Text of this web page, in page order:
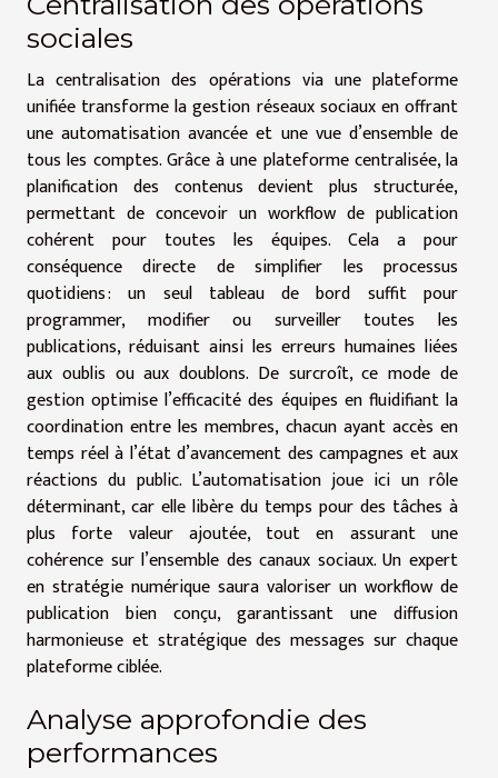
sociales
La centralisation des opérations via une plateforme
unifiée transforme la gestion réseaux sociaux en offrant
une automatisation avancée et une vue d’ensemble de
tous les comptes. Grâce à une plateforme centralisée, la
planification des contenus devient plus structurée,
permettant de concevoir un workflow de publication
cohérent pour toutes les équipes. Cela a pour
conséquence directe de simplifier les processus
quotidiens : un seul tableau de bord suffit pour
programmer, modifier ou surveiller toutes les
publications, réduisant ainsi les erreurs humaines liées
aux oublis ou aux doublons. De surcroît, ce mode de
gestion optimise l’efficacité des équipes en fluidifiant la
coordination entre les membres, chacun ayant accès en
temps réel à l’état d’avancement des campagnes et aux
réactions du public. L’automatisation joue ici un rôle
déterminant, car elle libère du temps pour des tâches à
plus forte valeur ajoutée, tout en assurant une
cohérence sur l’ensemble des canaux sociaux. Un expert
en stratégie numérique saura valoriser un workflow de
publication bien conçu, garantissant une diffusion
harmonieuse et stratégique des messages sur chaque
plateforme ciblée.
Analyse approfondie des
performances